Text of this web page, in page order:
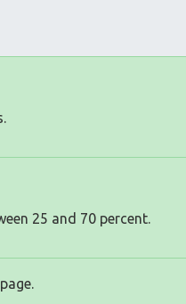
25 and 70 percent.